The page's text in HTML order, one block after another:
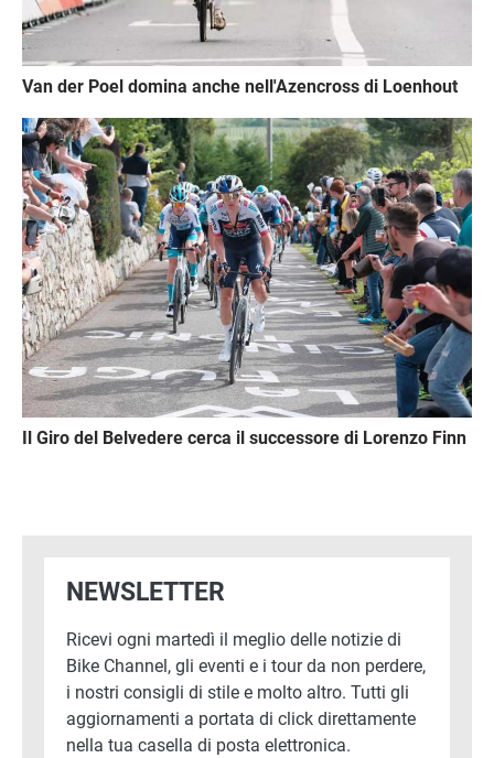
Van der Poel domina anche nell'Azencross di Loenhout
Immagine
Il Giro del Belvedere cerca il successore di Lorenzo Finn
NEWSLETTER
Ricevi ogni martedì il meglio delle notizie di
Bike Channel, gli eventi e i tour da non perdere,
i nostri consigli di stile e molto altro. Tutti gli
aggiornamenti a portata di click direttamente
nella tua casella di posta elettronica.